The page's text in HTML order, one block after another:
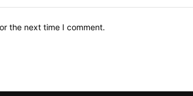
the next time I comment.